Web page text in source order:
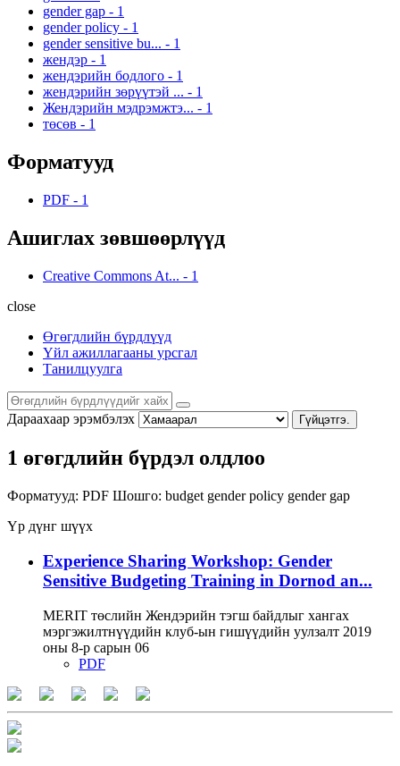
gender gap - 1
gender policy - 1
gender sensitive bu... - 1
жендэр - 1
жендэрийн бодлого - 1
жендэрийн зөрүүтэй ... - 1
Жендэрийн мэдрэмжтэ... - 1
төсөв - 1
Форматууд
PDF - 1
Ашиглах зөвшөөрлүүд
Creative Commons At... - 1
close
Өгөгдлийн бүрдлүүд
Үйл ажиллагааны урсгал
Танилцуулга
Дараахаар эрэмбэлэх Гүйцэтгэ.
1 өгөгдлийн бүрдэл олдлоо
Форматууд: PDF Шошго: budget gender policy gender gap
Үр дүнг шүүх
Experience Sharing Workshop: Gender
Sensitive Budgeting Training in Dornod an...
MERIT төслийн Жендэрийн тэгш байдлыг хангах
мэргэжилтнүүдийн клуб-ын гишүүдийн уулзалт 2019
оны 8-р сарын 06
PDF